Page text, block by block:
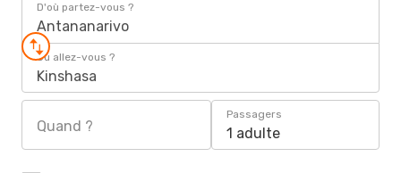
D'où partez-vous ?
Antananarivo
Où allez-vous ?
Kinshasa
Quand ?
Passagers
1 adulte